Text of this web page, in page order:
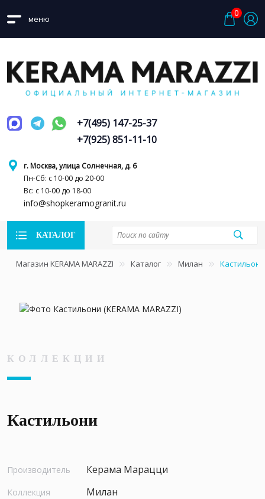
меню
0
г. Москва, улица Солнечная, д. 6
Пн-Сб: с 10-00 до 20-00
Вс: с 10-00 до 18-00
info@shopkeramogranit.ru
+7(495) 147-25-37
+7(925) 851-11-10
КАТАЛОГ
Магазин KERAMA MARAZZI Каталог Милан Кастильони
КОЛЛЕКЦИИ
Кастильони
Производитель Керама Марацци
Коллекция Милан